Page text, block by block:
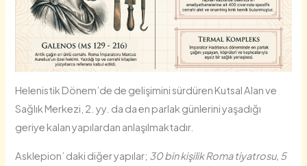
Helenistik Dönem’de de gelişimini sürdüren Kutsal Alan ve
Sağlık Merkezi, 2. yy. da da en parlak günlerini yaşadığı
geriye kalan yapılardan anlaşılmaktadır.
Asklepion’ daki diğer yapılar; 30 bin kişilik Roma tiyatrosu, 5